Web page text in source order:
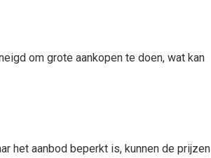
om grote aankopen te doen, wat kan
het aanbod beperkt is, kunnen de prijzen